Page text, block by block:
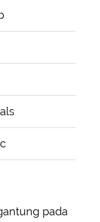
pada